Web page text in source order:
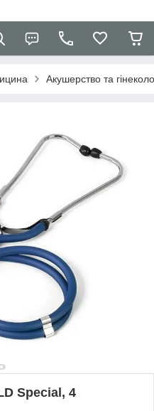
Акушерство та
Special, 4